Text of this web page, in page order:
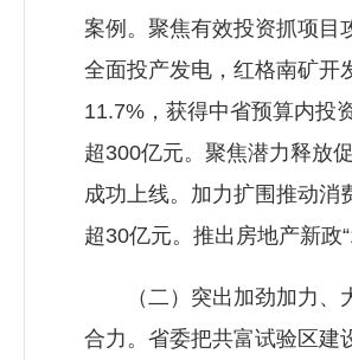
案例。聚焦有效投资抓项目
全面投产发电，红格南矿开
11.7%，获得中省预算内投
超300亿元。聚焦潜力释放
成功上线。加力扩围推动消
超30亿元。推出房地产新政
（二）突出加劲加力、大
合力。省委把共富试验区建